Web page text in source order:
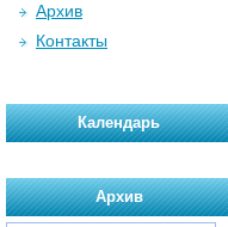
Архив
Контакты
Календарь
Архив